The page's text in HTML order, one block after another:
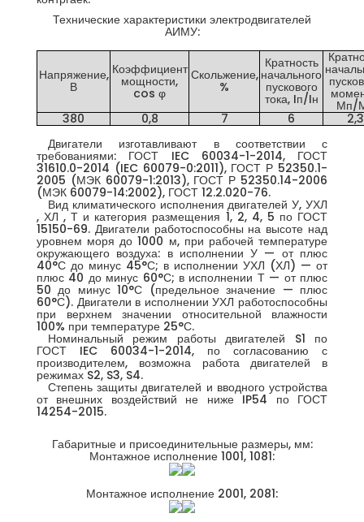
Технические характеристики электродвигателей
АИМУ:
Напряжение,
В
Коэффициент
мощности,
cos φ
Скольжение,
%
Кратность
начального
пускового
тока, Iп/Iн
Мп/
380
0,8 7 6
2,3
Двигатели изготавливают в соответствии с
требованиями: ГОСТ IEC 60034-1-2014, ГОСТ
31610.0-2014 (IEC 60079-0:2011), ГОСТ Р 52350.1-
2005 (МЭК 60079-1:2013), ГОСТ Р 52350.14-2006
(МЭК 60079-14:2002), ГОСТ 12.2.020-76.
Вид климатического исполнения двигателей У, УХЛ
, ХЛ , Т и категория размещения 1, 2, 4, 5 по ГОСТ
15150-69. Двигатели работоспособны на высоте над
уровнем моря до 1000 м, при рабочей температуре
окружающего воздуха: в исполнении У — от плюс
40°С до минус 45°С; в исполнении УХЛ (ХЛ) — от
плюс 40 до минус 60°С; в исполнении Т — от плюс
50 до минус 10°С (предельное значение — плюс
60°С). Двигатели в исполнении УХЛ работоспособны
при верхнем значении относительной влажности
100% при температуре 25°С.
Номинальный режим работы двигателей S1 по
ГОСТ IEC 60034-1-2014, по согласованию с
производителем, возможна работа двигателей в
режимах S2, S3, S4.
Степень защиты двигателей и вводного устройства
от внешних воздействий не ниже IP54 по ГОСТ
14254-2015.
Габаритные и присоединительные размеры, мм:
Монтажное исполнение 1001, 1081:
Монтажное исполнение 2001, 2081: